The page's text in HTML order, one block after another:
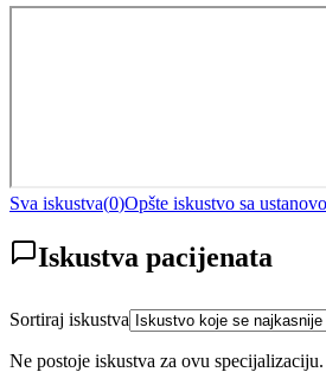
Sva iskustva(0)Opšte iskustvo sa
Iskustva pacijenata
Sortiraj iskustva
Ne postoje iskustva za ovu specijalizaciju.